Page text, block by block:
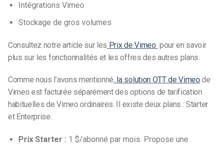
Intégrations Vimeo
Stockage de gros volumes
Consultez notre article sur les Prix de Vimeo pour en savoir
plus sur les fonctionnalités et les offres des autres plans.
Comme nous l’avons mentionné, la solution OTT de Vimeo de
Vimeo est facturée séparément des options de tarification
habituelles de Vimeoordinaires.
Il existe deux plans : Starter
et Enterprise.
Prix Starter : 1 $/abonné par mois. Propose une